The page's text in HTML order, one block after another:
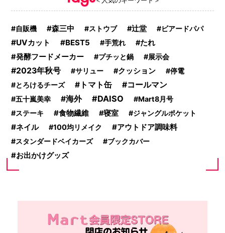
自販機 森三中 ストウブ 辻堂 ビアードパパ
UVカット BEST5 手荒れ
たれ
発酵フードメーカー
プチッと鍋 展示会
2023年秋号 サリュー クッション
停電
とろけるチーズ
トマト缶 コールマン
五十嵐美幸 海外 DAISO
Mart8月号
ステーキ
食物繊維 寝室 ジャングルポケット
ネイル 100均リメイク アウトドア調味料
スタンダードベイカーズ ブックカバー
お出かけグッズ